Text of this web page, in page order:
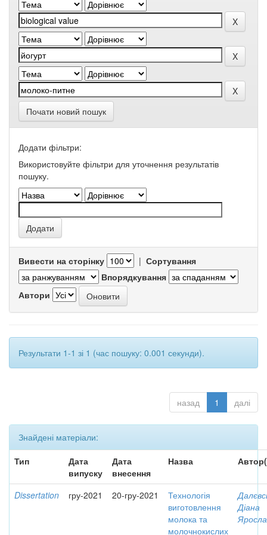
Почати новий пошук
Додати фільтри:
Використовуйте фільтри для уточнення результатів
пошуку.
Вивести на сторінку | Сортування
Впорядкування
Автори
Результати 1-1 зі 1 (час пошуку: 0.001 секунди).
назад 1 далі
Знайдені матеріали:
Тип
Дата
випуску
Дата
внесення
Назва
Dissertation гру-2021 20-гру-2021
Технологія
виготовлення
молока та
молочнокислих
Діана